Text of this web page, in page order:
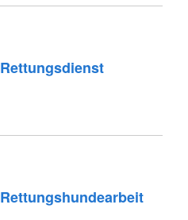
Rettungsdienst
Rettungshundearbeit